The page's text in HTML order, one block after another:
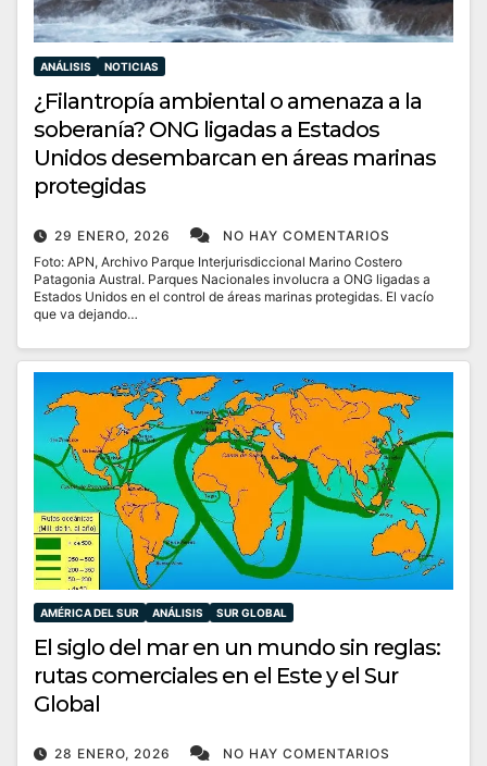
ANÁLISIS NOTICIAS
¿Filantropía ambiental o amenaza a la
soberanía? ONG ligadas a Estados
Unidos desembarcan en áreas marinas
protegidas
29 ENERO, 2026
NO HAY COMENTARIOS
Foto: APN, Archivo Parque Interjurisdiccional Marino Costero
Patagonia Austral. Parques Nacionales involucra a ONG ligadas a
Estados Unidos en el control de áreas marinas protegidas. El vacío
que va dejando…
AMÉRICA DEL SUR ANÁLISIS SUR GLOBAL
El siglo del mar en un mundo sin reglas:
rutas comerciales en el Este y el Sur
Global
28 ENERO, 2026
NO HAY COMENTARIOS